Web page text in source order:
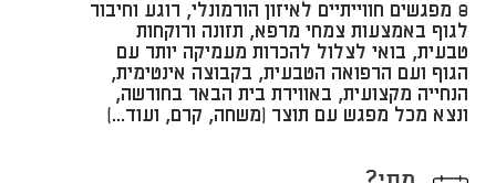
8 מפגשים חווייתיים לאיזון הורמונלי, רוגע וחיבור
לגוף באמצעות צמחי מרפא, תזונה ורוקחות
טבעית, בואי לצלול להכרות מעמיקה יותר עם
הגוף ועם הרפואה הטבעית, בקבוצה אינטימית,
הנחייה מקצועית, באווירת בית הבאר בחורשה,
ונצא מכל מפגש עם תוצר (משחה, קרם, ועוד...)